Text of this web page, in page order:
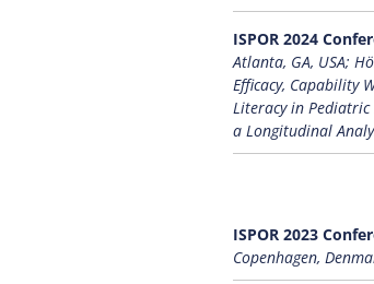
ISPOR 2024
Atlanta, GA, USA;
Efficacy, Capability
Literacy in
a Longitudinal
ISPOR 2023
Copenhagen,